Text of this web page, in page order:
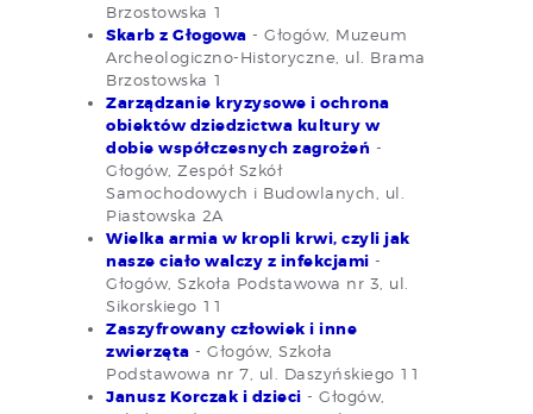
Brzostowska 1
Skarb z Głogowa - Głogów, Muzeum
Archeologiczno-Historyczne, ul. Brama
Brzostowska 1
Zarządzanie kryzysowe i ochrona
obiektów dziedzictwa kultury w
dobie współczesnych zagrożeń -
Głogów, Zespół Szkół
Samochodowych i Budowlanych, ul.
Piastowska 2A
Wielka armia w kropli krwi, czyli jak
nasze ciało walczy z infekcjami -
Głogów, Szkoła Podstawowa nr 3, ul.
Sikorskiego 11
Zaszyfrowany człowiek i inne
zwierzęta - Głogów, Szkoła
Podstawowa nr 7, ul. Daszyńskiego 11
Janusz Korczak i dzieci - Głogów,